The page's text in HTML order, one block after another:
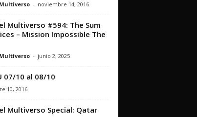
- noviembre 14, 2016
Multiverso #594: The Sum
– Mission Impossible The
- junio 2, 2025
07/10 al 08/10
10, 2016
Multiverso Special: Qatar